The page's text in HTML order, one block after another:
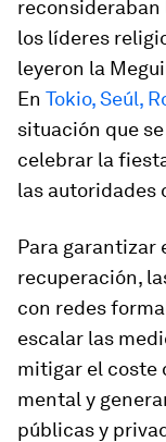
los líderes
leyeron la
En Tokio, Seúl,
situación que
celebrar la
las autoridades
Para garantizar
recuperación,
con redes
escalar las
mitigar el coste
mental y
públicas y